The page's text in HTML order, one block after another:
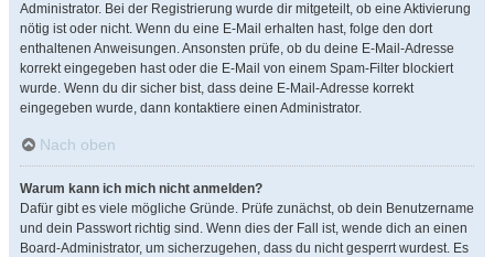
Administrator. Bei der Registrierung wurde dir mitgeteilt, ob eine Aktivierung
nötig ist oder nicht. Wenn du eine E-Mail erhalten hast, folge den dort
enthaltenen Anweisungen. Ansonsten prüfe, ob du deine E-Mail-Adresse
korrekt eingegeben hast oder die E-Mail von einem Spam-Filter blockiert
wurde. Wenn du dir sicher bist, dass deine E-Mail-Adresse korrekt
eingegeben wurde, dann kontaktiere einen Administrator.
Nach oben
Warum kann ich mich nicht anmelden?
Dafür gibt es viele mögliche Gründe. Prüfe zunächst, ob dein Benutzername
und dein Passwort richtig sind. Wenn dies der Fall ist, wende dich an einen
Board-Administrator, um sicherzugehen, dass du nicht gesperrt wurdest. Es